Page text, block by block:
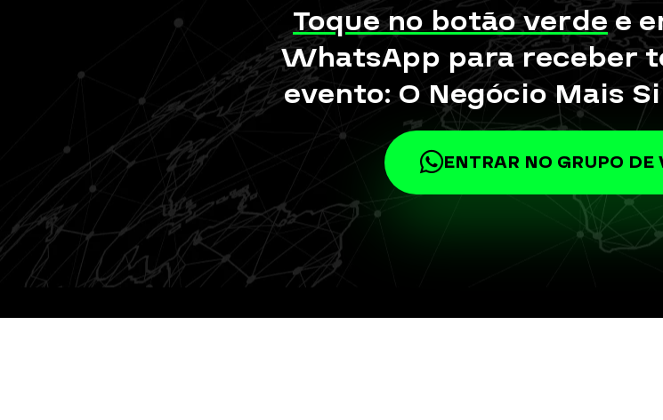
Toque no botão verdee
WhatsApp para receber
evento: O Negócio Mais
ENTRAR NO GRUPO